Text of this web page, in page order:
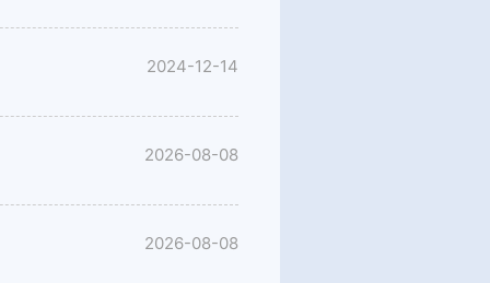
2024-12-14
2026-08-08
2026-08-08